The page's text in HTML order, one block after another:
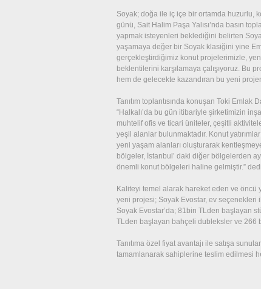
Soyak; doğa ile iç içe bir ortamda huzurlu,
günü, Sait Halim Paşa Yalısı’nda basın
yapmak isteyenleri beklediğini belirten
yaşamaya değer bir Soyak klasiğini yine
gerçekleştirdiğimiz konut projelerimizle,
beklentilerini karşılamaya çalışıyoruz. Bu
hem de gelecekte kazandıran bu yeni
Tanıtım toplantısında konuşan Toki
“Halkalı’da bu gün itibariyle şirketimizin
muhtelif ofis ve ticari üniteler, çeşitli
yeşil alanlar bulunmaktadır. Konut
yeni yaşam alanları oluşturarak
bölgeler, İstanbul’ daki diğer bölgelerden
önemli konut bölgeleri haline gelmiştir.”
Kaliteyi temel alarak hareket eden ve öncü
yeni projesi; Soyak Evostar, ev seçenekleri
Soyak Evostar’da; 81bin TLden başlayan
TLden başlayan bahçeli dubleksler ve 266
Tanıtıma özel fiyat avantajı ile satışa
tamamlanarak sahiplerine teslim edilmesi